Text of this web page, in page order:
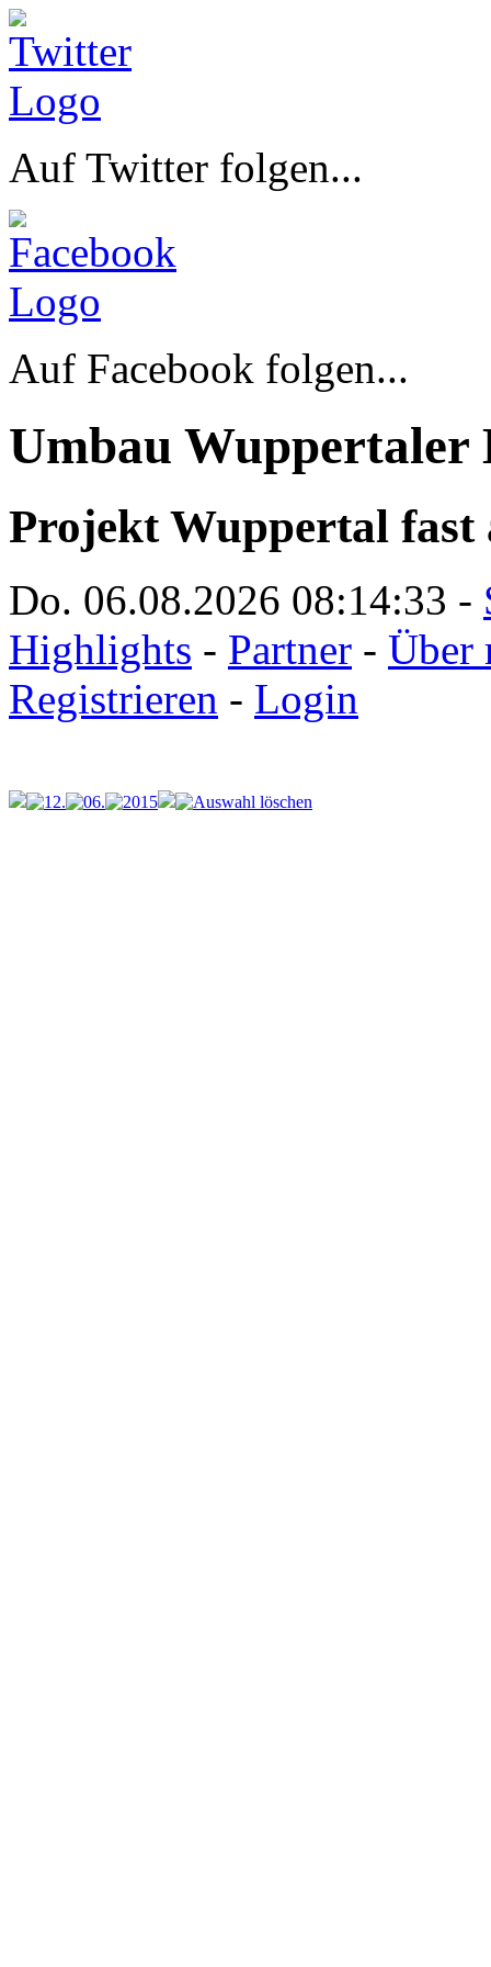
Auf Twitter folgen...
Auf Facebook folgen...
Umbau Wuppertaler
Projekt Wuppertal fast
Do. 06.08.2026 08:14:33 -
Highlights - Partner - Über
Registrieren - Login